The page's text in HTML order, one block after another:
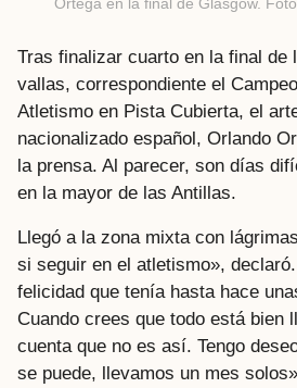
Tras finalizar cuarto en la final de
vallas, correspondiente el
Atletismo en Pista Cubierta, el
nacionalizado español, Orlando
la prensa. Al parecer, son días
en la mayor de las Antillas.
Llegó a la zona mixta con
si seguir en el atletismo»,
felicidad que tenía hasta hace
Cuando crees que todo está bien
cuenta que no es así. Tengo
se puede, llevamos un mes